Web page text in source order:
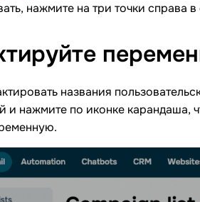
нажмите на три точки справа
названия
и нажмите по иконке карандаша,